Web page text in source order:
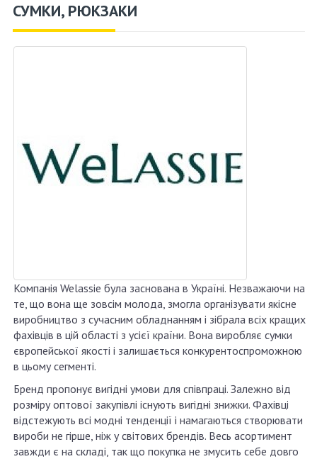
СУМКИ, РЮКЗАКИ
Компанія Welassie була заснована в Україні. Незважаючи на
те, що вона ще зовсім молода, змогла організувати якісне
виробництво з сучасним обладнанням і зібрала всіх кращих
фахівців в цій області з усієї країни. Вона виробляє сумки
європейської якості і залишається конкурентоспроможною
в цьому сегменті.
Бренд пропонує вигідні умови для співпраці. Залежно від
розміру оптової закупівлі існують вигідні знижки. Фахівці
відстежують всі модні тенденції і намагаються створювати
вироби не гірше, ніж у світових брендів. Весь асортимент
завжди є на складі, так що покупка не змусить себе довго